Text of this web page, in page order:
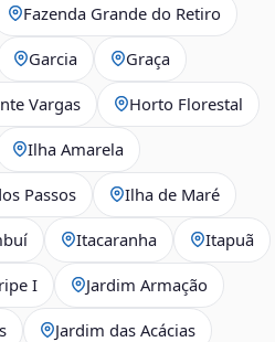
Fazenda Grande do Retiro
Garcia Graça
Vargas Horto Florestal
Ilha Amarela
Passos Ilha de Maré
Itacaranha Itapuã
I Jardim Armação
Jardim das Acácias